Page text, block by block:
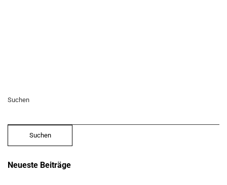
Suchen
Suchen
Neueste Beiträge